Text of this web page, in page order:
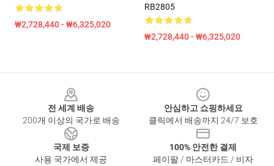
₩2,728,440 - ₩6,325,020
RB2805
₩2,728,440 - ₩6,325,020
전 세계 배송
200개 이상의 국가로 배송
안심하고 쇼핑하세요
클릭에서 배송까지 24/7 보호
국제 보증
사용 국가에서 제공
100% 안전한 결제
페이팔 / 마스터카드 / 비자